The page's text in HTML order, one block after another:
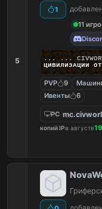
5
1
11
... ... CIVWOR
циʙилизᴀции
PVP 9
Ивенты
6
PC
копий IPв августе19